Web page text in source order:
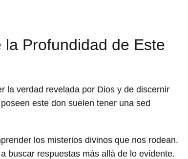
Profundidad de Este
la verdad revelada por Dios y de discernir
este don suelen tener una sed
los misterios divinos que nos rodean.
buscar respuestas más allá de lo evidente.